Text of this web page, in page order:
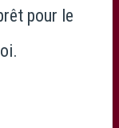
pour le